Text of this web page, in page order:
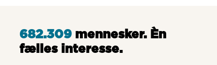
682.309 mennesker. Èn
fælles interesse.